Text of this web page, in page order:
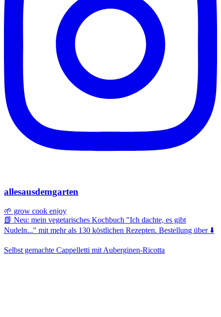
allesausdemgarten
🌱 grow cook enjoy
📗 Neu: mein vegetarisches Kochbuch "Ich dachte, es gibt
Nudeln..." mit mehr als 130 köstlichen Rezepten. Bestellung über ⬇️
Selbst gemachte Cappelletti mit Auberginen-Ricotta